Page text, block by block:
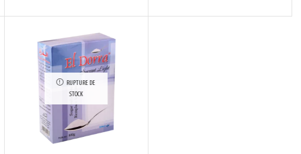
RUPTURE DE
STOCK